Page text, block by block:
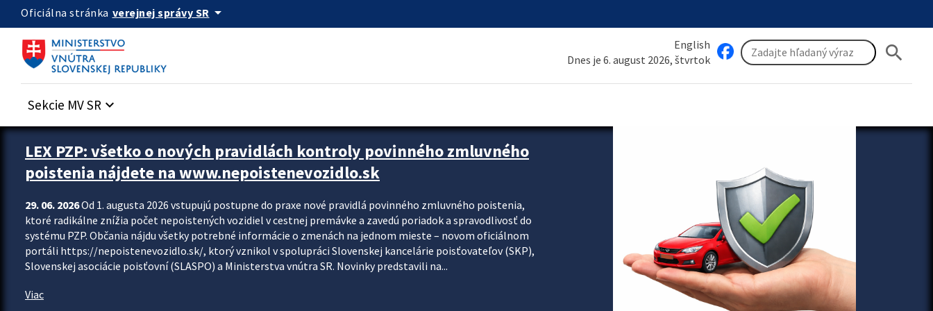
Preskocit na hlavný obsah
Oficiálna stránka verejnej správy SR arrow_drop_down
English
Dnes je 6. august 2026, štvrtok
search
Sekcie MV SR keyboard_arrow_down
Zastavit automatický posun upútavok
LEX PZP: všetko o nových pravidlách kontroly povinného zmluvného
poistenia nájdete na www.nepoistenevozidlo.sk
29. 06. 2026Od 1. augusta 2026 vstupujú postupne do praxe nové pravidlá povinného zmluvného poistenia,
ktoré radikálne znížia počet nepoistených vozidiel v cestnej premávke a zavedú poriadok a spravodlivosť do
systému PZP. Občania nájdu všetky potrebné informácie o zmenách na jednom mieste – novom oficiálnom
portáli https://nepoistenevozidlo.sk/, ktorý vznikol v spolupráci Slovenskej kancelárie poisťovateľov (SKP),
Slovenskej asociácie poisťovní (SLASPO) a Ministerstva vnútra SR. Novinky predstavili na...
Viac